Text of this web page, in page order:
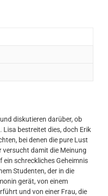
diskutieren darüber, ob
bestreitet dies, doch Erik
bei denen die pure Lust
damit die Meinung
schreckliches Geheimnis
Studenten, der in die
gerät, von einem
und von einer Frau, die